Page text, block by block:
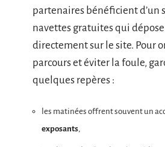
partenaires bénéficient d’un
navettes gratuites qui
directement sur le site. Pour
parcours et éviter la foule,
quelques repères :
les matinées offrent souvent un
exposants,